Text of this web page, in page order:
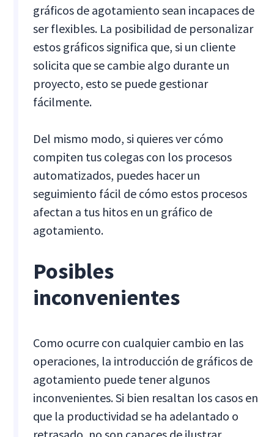
gráficos de agotamiento sean incapaces de
ser flexibles. La posibilidad de personalizar
estos gráficos significa que, si un cliente
solicita que se cambie algo durante un
proyecto, esto se puede gestionar
fácilmente.
Del mismo modo, si quieres ver cómo
compiten tus colegas con los procesos
automatizados, puedes hacer un
seguimiento fácil de cómo estos procesos
afectan a tus hitos en un gráfico de
agotamiento.
Posibles
inconvenientes
Como ocurre con cualquier cambio en las
operaciones, la introducción de gráficos de
agotamiento puede tener algunos
inconvenientes. Si bien resaltan los casos en
que la productividad se ha adelantado o